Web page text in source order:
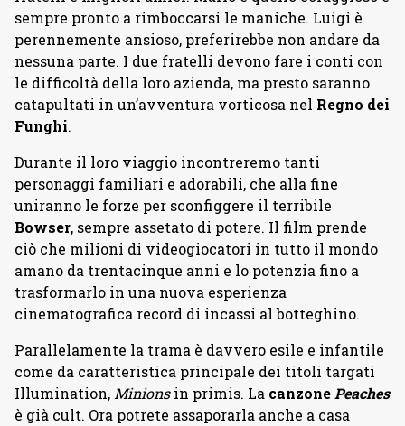
sempre pronto a rimboccarsi le maniche. Luigi è
perennemente ansioso, preferirebbe non andare da
nessuna parte. I due fratelli devono fare i conti con
le difficoltà della loro azienda, ma presto saranno
catapultati in un’avventura vorticosa nel Regno dei
Funghi.
Durante il loro viaggio incontreremo tanti
personaggi familiari e adorabili, che alla fine
uniranno le forze per sconfiggere il terribile
Bowser, sempre assetato di potere. Il film prende
ciò che milioni di videogiocatori in tutto il mondo
amano da trentacinque anni e lo potenzia fino a
trasformarlo in una nuova esperienza
cinematografica record di incassi al botteghino.
Parallelamente la trama è davvero esile e infantile
come da caratteristica principale dei titoli targati
Illumination,Minionsin primis. La canzonePeaches
è già cult. Ora potrete assaporarla anche a casa